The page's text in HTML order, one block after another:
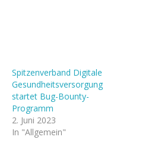
Spitzenverband Digitale
Gesundheitsversorgung
startet Bug-Bounty-
Programm
2. Juni 2023
In "Allgemein"